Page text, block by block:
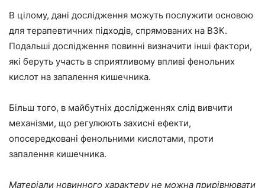
В цілому, дані дослідження можуть послужити основою
для терапевтичних підходів, спрямованих на ВЗК.
Подальші дослідження повинні визначити інші фактори,
які беруть участь в сприятливому впливі фенольних
кислот на запалення кишечника.
Більш того, в майбутніх дослідженнях слід вивчити
механізми, що регулюють захисні ефекти,
опосередковані фенольними кислотами, проти
запалення кишечника.
Матеріали новинного характеру не можна прирівнювати